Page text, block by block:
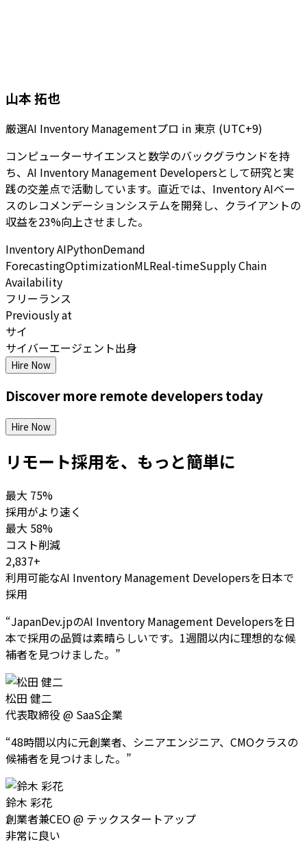
山本 拓也
厳選AI Inventory Managementプロ in 東京 (UTC+9)
コンピューターサイエンスと数学のバックグラウンドを持
ち、AI Inventory Management Developersとして研究と実
践の交差点で活動しています。直近では、Inventory AIベー
スのレコメンデーションシステムを開発し、クライアントの
収益を23%向上させました。
Inventory AIPythonDemand
ForecastingOptimizationMLReal-timeSupply Chain
Availability
フリーランス
Previously at
サイ
サイバーエージェント出身
Hire Now
Discover more remote developerstoday
Hire Now
リモート採用を、もっと簡単に
最大 75%
採用がより速く
最大 58%
コスト削減
2,837+
利用可能なAI Inventory Management Developersを日本で
採用
“JapanDev.jpのAI Inventory Management Developersを日
本で採用の品質は素晴らしいです。1週間以内に理想的な候
補者を見つけました。 ”
松田 健二
代表取締役 @ SaaS企業
“48時間以内に元創業者、シニアエンジニア、CMOクラスの
候補者を見つけました。 ”
鈴木 彩花
創業者兼CEO@ テックスタートアップ
非常に良い